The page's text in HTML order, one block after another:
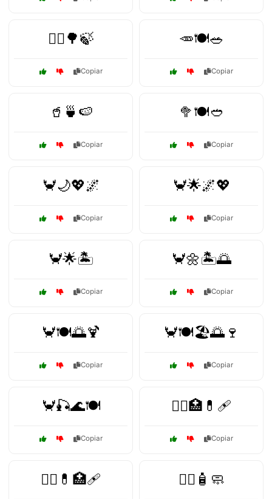
🚴‍♂️🌳🍃
Copiar
🥕🍽️🥗
Copiar
🥤🍵🍉
Copiar
🥦🍽️🥙
Copiar
🦀🌙💖🌌
Copiar
🦀🌟🌌💖
Copiar
🦀🌟🏝️
Copiar
🦀🌼🏝️🌅
Copiar
🦀🍽️🌅🍹
Copiar
🦀🍽️🏖️🌅🍷
Copiar
🦀🎣🌊🍽️
Copiar
🧑‍⚕️🏥💊🩹
Copiar
🧑‍⚕️💊🏥🩹 🧑‍⚕️🧴🧼